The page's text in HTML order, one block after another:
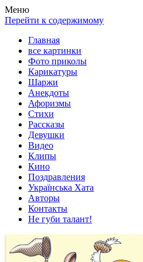
Весела хата — прикольные
Покажем всем ваши фото
Меню
Перейти к содержимому
Главная
все картинки
Фото приколы
Карикатуры
Шаржи
Анекдоты
Афоризмы
Стихи
Рассказы
Девушки
Видео
Клипы
Кино
Поздравления
Українська Хата
Авторы
Контакты
Не губи талант!